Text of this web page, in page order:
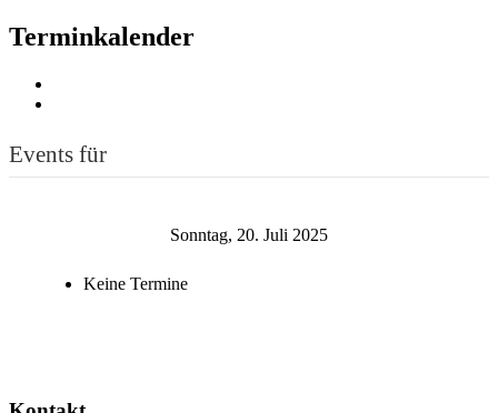
Terminkalender
Events für
Sonntag, 20. Juli 2025
Keine Termine